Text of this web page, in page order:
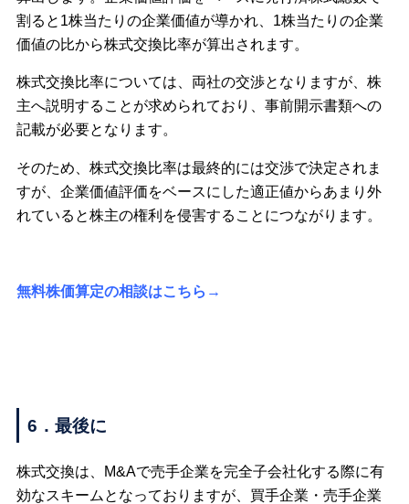
割ると1株当たりの企業価値が導かれ、1株当たりの企業
価値の比から株式交換比率が算出されます。
株式交換比率については、両社の交渉となりますが、株
主へ説明することが求められており、事前開示書類への
記載が必要となります。
そのため、株式交換比率は最終的には交渉で決定されま
すが、企業価値評価をベースにした適正値からあまり外
れていると株主の権利を侵害することにつながります。
無料株価算定の相談はこちら→
6．最後に
株式交換は、M&Aで売手企業を完全子会社化する際に有
効なスキームとなっておりますが、買手企業・売手企業